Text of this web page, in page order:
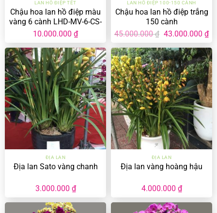
LAN HỒ ĐIỆP TẾT
Chậu hoa lan hồ điệp màu
vàng 6 cành LHD-MV-6-CS-
03
10.000.000 ₫
LAN HỒ ĐIỆP 100-150 CÀNH
Chậu hoa lan hồ điệp trắng
150 cành
45.000.000₫ Giá
là:
45.000.000 ₫.
43.000.000 ₫
tại
là:
ĐỊA LAN
Địa lan Sato vàng chanh
3.000.000 ₫
ĐỊA LAN
Địa lan vàng hoàng hậu
4.000.000 ₫